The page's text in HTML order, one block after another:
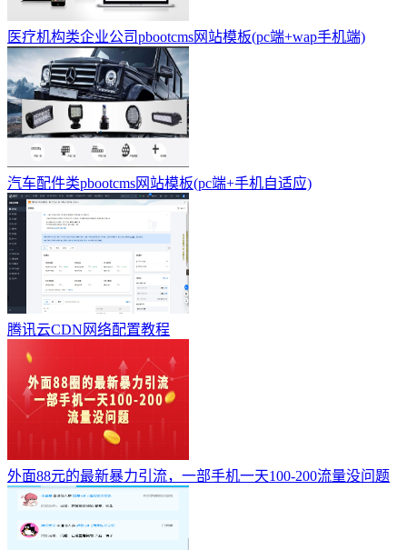
医疗机构类企业公司pbootcms网站模板(pc端+wap手机端)
汽车配件类pbootcms网站模板(pc端+手机自适应)
腾讯云CDN网络配置教程
外面88元的最新暴力引流，一部手机一天100-200流量没问题